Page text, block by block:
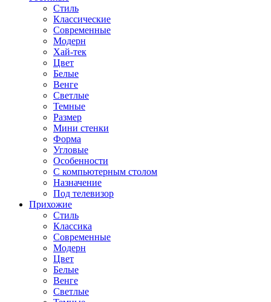
Стиль
Классические
Современные
Модерн
Хай-тек
Цвет
Белые
Венге
Светлые
Темные
Размер
Мини стенки
Форма
Угловые
Особенности
С компьютерным столом
Назначение
Под телевизор
Прихожие
Стиль
Классика
Современные
Модерн
Цвет
Белые
Венге
Светлые